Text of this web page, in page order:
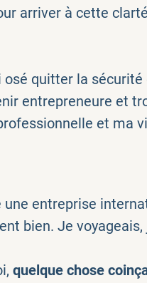
arriver à cette
osé quitter la sécurité
entrepreneure et
et ma
une entreprise
bien. Je
quelque chose